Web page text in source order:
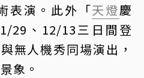
表演。此外「天燈慶
29、12/13三日間登
無人機秀同場演出，
象。